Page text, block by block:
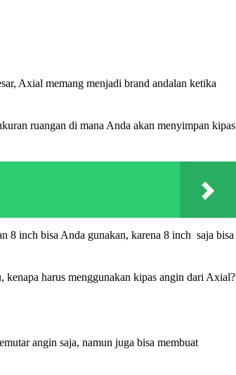
Axial memang menjadi brand andalan ketika
ruangan di mana Anda akan menyimpan kipas
8 inch bisa Anda gunakan, karena 8 inch saja bisa
harus menggunakan kipas angin dari Axial?
angin saja, namun juga bisa membuat